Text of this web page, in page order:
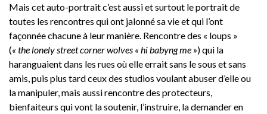
Mais cet auto-portrait c’est aussi et surtout le portrait de
toutes les rencontres qui ont jalonné sa vie et qui l’ont
façonnée chacune à leur manière. Rencontre des « loups »
(« the lonely street corner wolves « hi babyng me ») qui la
haranguaient dans les rues où elle errait sans le sous et sans
amis, puis plus tard ceux des studios voulant abuser d’elle ou
la manipuler, mais aussi rencontre des protecteurs,
bienfaiteurs qui vont la soutenir, l’instruire, la demander en